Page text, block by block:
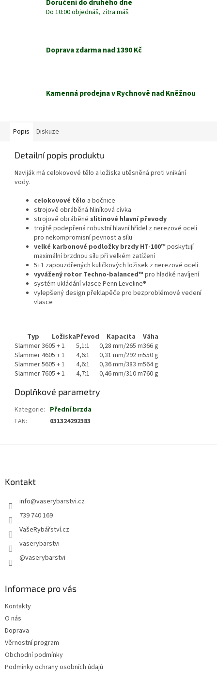
Doručení do druhého dne
Do 10:00 objednáš, zítra máš
Doprava zdarma nad 1390 Kč
Kamenná prodejna v Rychnově nad Kněžnou
Popis Diskuze
Detailní popis produktu
Naviják má celokovové tělo a ložiska utěsněná proti vnikání
vody.
celokovové tělo a bočnice
strojově obráběná hliníková cívka
strojově obráběné slitinové hlavní převody
trojitě podepřená robustní hlavní hřídel z nerezové oceli
pro nekompromisní pevnost a sílu
velké karbonové podložky brzdy HT-100™ poskytují
maximální brzdnou sílu při velkém zatížení
5+1 zapouzdřených kuličkových ložisek z nerezové oceli
vyvážený rotor Techno-balanced™ pro hladké navíjení
systém ukládání vlasce Penn Leveline®
vylepšený design překlapěče pro bezproblémové vedení
vlasce
Typ LožiskaPřevod Kapacita
Váha
Slammer 3605 + 1 5,1:1 0,28 mm/265 m366 g
Slammer 4605 + 1 4,6:1 0,31 mm/292 m550 g
Slammer 5605 + 1 4,6:1 0,36 mm/383 m564 g
Slammer 7605 + 1 4,7:1 0,46 mm/310 m760 g
Doplňkové parametry
Kategorie: Přední brzda
EAN: 031324292383
Kontakt
info@vaserybarstvi.cz
739 740 169
VašeRybářství.cz
vaserybarstvi
@vaserybarstvi
Informace pro vás
Kontakty
O nás
Doprava
Věrnostní program
Obchodní podmínky
Podmínky ochrany osobních údajů